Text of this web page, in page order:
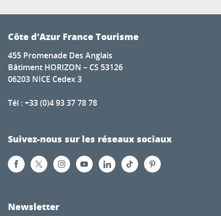
Côte d'Azur France Tourisme
455 Promenade Des Anglais
Bâtiment HORIZON – CS 53126
06203 NICE Cedex 3
Tél : +33 (0)4 93 37 78 78
Suivez-nous sur les réseaux sociaux
Newsletter